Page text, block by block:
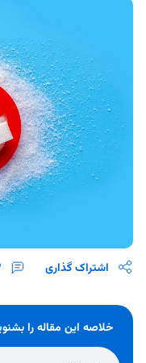
اشتراک گذاری
خلاصه این مقاله را